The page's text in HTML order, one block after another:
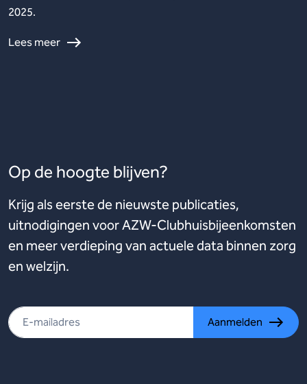
2025.
Lees meer
Op de hoogte blijven?
Krijg als eerste de nieuwste publicaties,
uitnodigingen voor AZW-Clubhuisbijeenkomsten
en meer verdieping van actuele data binnen zorg
en welzijn.
Aanmelden